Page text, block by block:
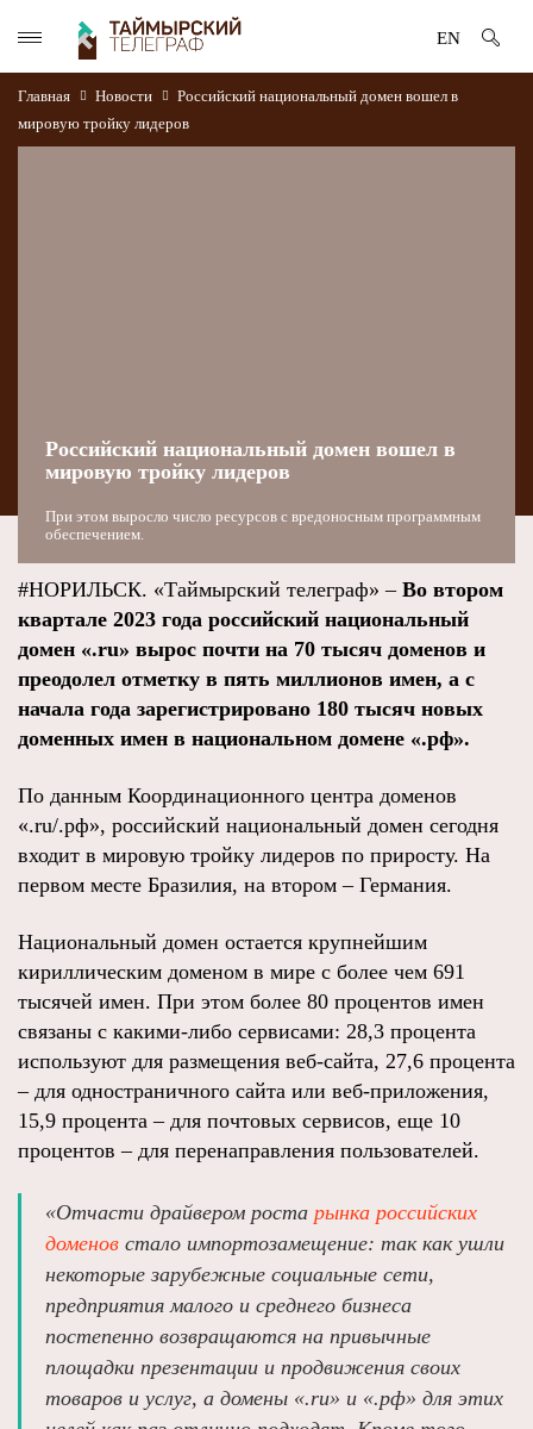
EN
Главная Новости
Российский национальный домен вошел в
мировую тройку лидеров
Российский национальный домен вошел в
мировую тройку лидеров
При этом выросло число ресурсов с вредоносным программным
обеспечением.
#НОРИЛЬСК. «Таймырский телеграф» – Во втором
квартале 2023 года российский национальный
домен «.ru» вырос почти на 70 тысяч доменов и
преодолел отметку в пять миллионов имен, а с
начала года зарегистрировано 180 тысяч новых
доменных имен в национальном домене «.рф».
По данным Координационного центра доменов
«.ru/.рф», российский национальный домен сегодня
входит в мировую тройку лидеров по приросту. На
первом месте Бразилия, на втором – Германия.
Национальный домен остается крупнейшим
кириллическим доменом в мире с более чем 691
тысячей имен. При этом более 80 процентов имен
связаны с какими-либо сервисами: 28,3 процента
используют для размещения веб-сайта, 27,6 процента
– для одностраничного сайта или веб-приложения,
15,9 процента – для почтовых сервисов, еще 10
процентов – для перенаправления пользователей.
«Отчасти драйвером роста рынка российских
доменов стало импортозамещение: так как ушли
некоторые зарубежные социальные сети,
предприятия малого и среднего бизнеса
постепенно возвращаются на привычные
площадки презентации и продвижения своих
товаров и услуг, а домены «.ru» и «.рф» для этих